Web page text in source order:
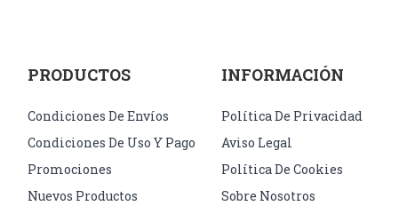
PRODUCTOS
Condiciones De Envíos
Condiciones De Uso Y Pago
Promociones
Nuevos Productos
INFORMACIÓN
Política De Privacidad
Aviso Legal
Política De Cookies
Sobre Nosotros